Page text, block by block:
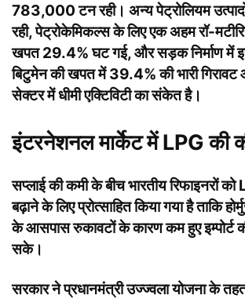
783,000 टन रही। अन्य पेट्रोलियम
रही, पेट्रोकेमिकल्स के लिए एक अहम रॉ-
खपत 29.4% घट गई, और सड़क निर्माण में
बिटुमेन की खपत में 39.4% की भारी
सेक्टर में धीमी एक्टिविटी का संकेत है।
इंटरनेशनल मार्केट में LPG की
सप्लाई की कमी के बीच भारतीय रिफाइनरों
बढ़ाने के लिए प्रोत्साहित किया गया है ताकि
के आसपास रुकावटों के कारण कम हुए इम्पोर्ट
सके।
सरकार ने प्रधानमंत्री उज्ज्वला योजना के